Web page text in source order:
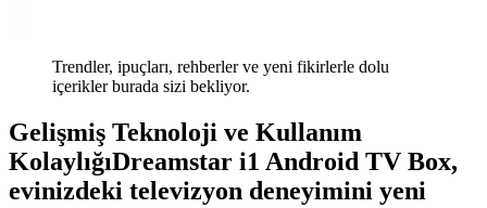
Trendler, ipuçları, rehberler ve yeni fikirlerle dolu
içerikler burada sizi bekliyor.
Gelişmiş Teknoloji ve Kullanım
KolaylığıDreamstar i1 Android TV Box,
evinizdeki televizyon deneyimini yeni